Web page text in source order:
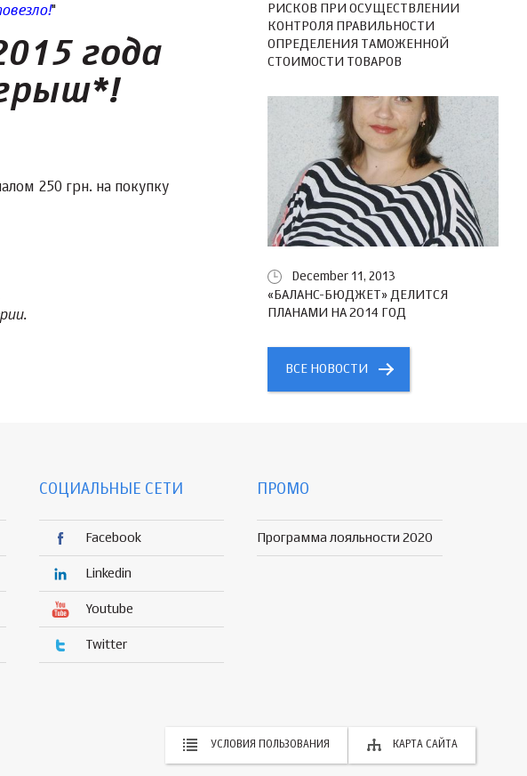
"
года
250 грн. на покупку
РИСКОВ ПРИ ОСУЩЕСТВЛЕНИИ
КОНТРОЛЯ ПРАВИЛЬНОСТИ
ОПРЕДЕЛЕНИЯ ТАМОЖЕННОЙ
СТОИМОСТИ ТОВАРОВ
December 11, 2013
«БАЛАНС-БЮДЖЕТ» ДЕЛИТСЯ
ПЛАНАМИ НА 2014 ГОД
ВСЕ НОВОСТИ
СОЦИАЛЬНЫЕ СЕТИ
Facebook
Linkedin
Youtube
Twitter
ПРОМО
Программа лояльности 2020
УСЛОВИЯ ПОЛЬЗОВАНИЯ КАРТА САЙТА